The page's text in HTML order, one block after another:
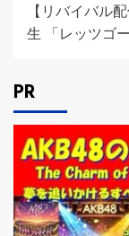
【リバイバル
生 「レッツゴ
PR